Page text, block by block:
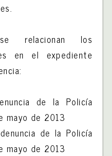
relacionan los
en el expediente
de la Policía
mayo de 2013
de la Policía
mayo de 2013